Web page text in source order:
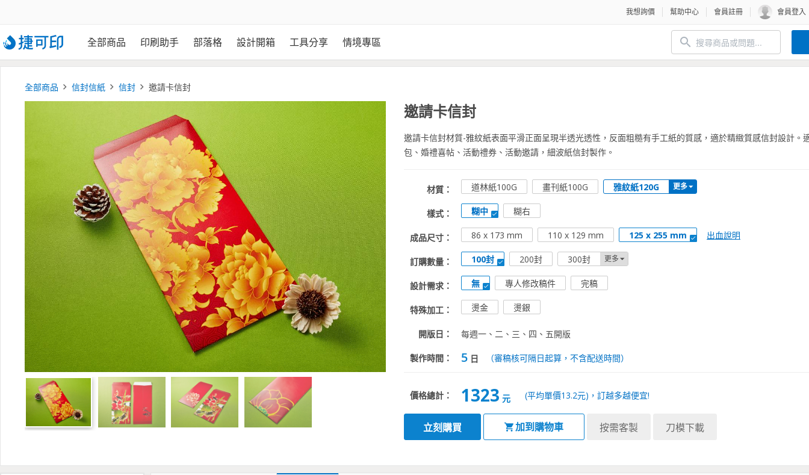
我想詢價 幫助中心 會員註冊 會員登入
全部商品 印刷助手 部落格 設計開箱 工具分享 情境專區
全部商品 信封信紙 信封 邀請卡信封
邀請卡信封
邀請卡信封材質-雅紋紙表面平滑正面呈現半透光透性，反面粗糙有手工紙的質感，適於精緻質感信封設計。
包、婚禮喜帖、活動禮券、活動邀請，細波紙信封製作。
材質： 道林紙100G 畫刊紙100G 雅紋紙120G 更多
樣式： 糊中 糊右
成品尺寸： 86 x 173 mm 110 x 129 mm 125 x 255 mm 出血說明
訂購數量： 100封 200封 300封 更多
設計需求： 無 專人修改稿件 完稿
特殊加工： 燙金 燙銀
開版日： 每週一、二、三、四、五開版
製作時間： 5 日 （審稿核可隔日起算，不含配送時間）
價格總計： 1323 元 (平均單價13.2元)，訂越多越便宜!
立刻購買 加到購物車 按需客製 刀模下載